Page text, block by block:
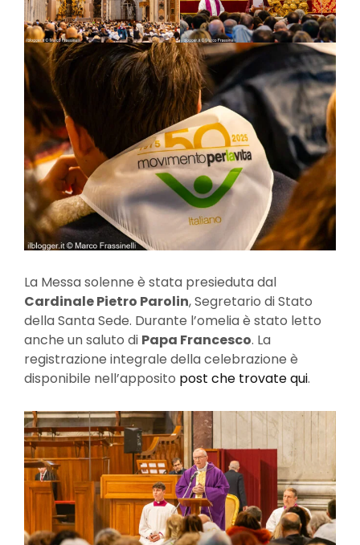
La Messa solenne è stata presieduta dal
Cardinale Pietro Parolin, Segretario di Stato
della Santa Sede. Durante l’omelia è stato letto
anche un saluto di Papa Francesco. La
registrazione integrale della celebrazione è
disponibile nell’apposito post che trovate qui.